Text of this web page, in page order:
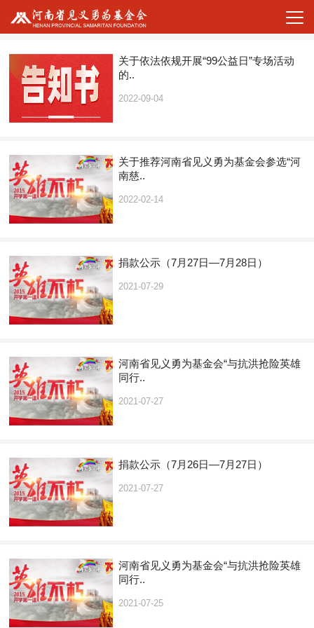
关于依法依规开展“99公益日”专场活动
的..
2022-09-04
关于推荐河南省见义勇为基金会参选“河
南慈..
2022-02-14
捐款公示（7月27日—7月28日）
2021-07-29
河南省见义勇为基金会“与抗洪抢险英雄
同行..
2021-07-27
捐款公示（7月26日—7月27日）
2021-07-27
河南省见义勇为基金会“与抗洪抢险英雄
同行..
2021-07-25